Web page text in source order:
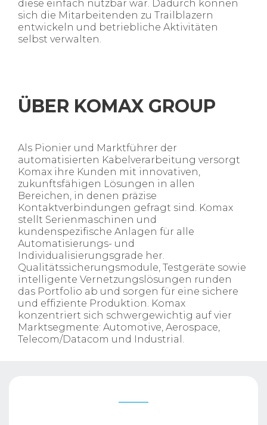
diese einfach nutzbar war. Dadurch können
sich die Mitarbeitenden zu Trailblazern
entwickeln und betriebliche Aktivitäten
selbst verwalten.
ÜBER KOMAX GROUP
Als Pionier und Marktführer der
automatisierten Kabelverarbeitung versorgt
Komax ihre Kunden mit innovativen,
zukunftsfähigen Lösungen in allen
Bereichen, in denen präzise
Kontaktverbindungen gefragt sind. Komax
stellt Serienmaschinen und
kundenspezifische Anlagen für alle
Automatisierungs- und
Individualisierungsgrade her.
Qualitätssicherungsmodule, Testgeräte sowie
intelligente Vernetzungslösungen runden
das Portfolio ab und sorgen für eine sichere
und effiziente Produktion. Komax
konzentriert sich schwergewichtig auf vier
Marktsegmente: Automotive, Aerospace,
Telecom/Datacom und Industrial.